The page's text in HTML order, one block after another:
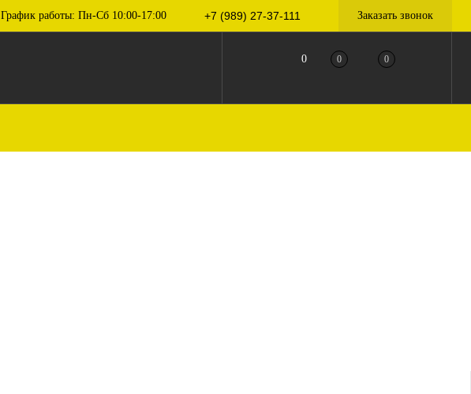
График работы: Пн-Сб 10:00-17:00 +7 (989) 27-37-111 Заказать звонок
0 0 0